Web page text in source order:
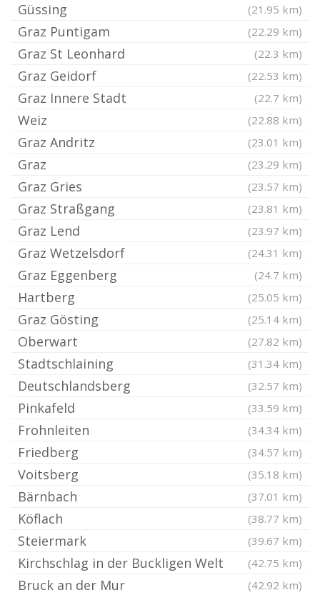
Güssing (21.95 km)
Graz Puntigam (22.29 km)
Graz St Leonhard (22.3 km)
Graz Geidorf (22.53 km)
Graz Innere Stadt (22.7 km)
Weiz (22.88 km)
Graz Andritz (23.01 km)
Graz (23.29 km)
Graz Gries (23.57 km)
Graz Straßgang (23.81 km)
Graz Lend (23.97 km)
Graz Wetzelsdorf (24.31 km)
Graz Eggenberg (24.7 km)
Hartberg (25.05 km)
Graz Gösting (25.14 km)
Oberwart (27.82 km)
Stadtschlaining (31.34 km)
Deutschlandsberg (32.57 km)
Pinkafeld (33.59 km)
Frohnleiten (34.34 km)
Friedberg (34.57 km)
Voitsberg (35.18 km)
Bärnbach (37.01 km)
Köflach (38.77 km)
Steiermark (39.67 km)
Kirchschlag in der Buckligen Welt (42.75 km)
Bruck an der Mur (42.92 km)